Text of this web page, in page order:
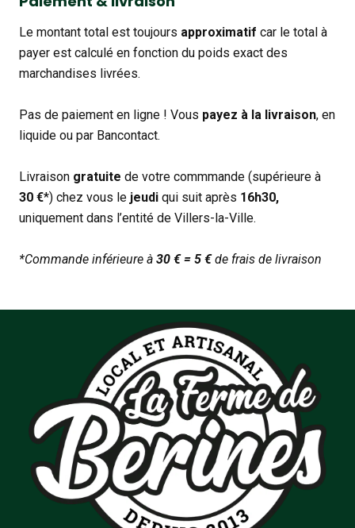
Le montant total est toujours approximatif car le total à
payer est calculé en fonction du poids exact des
marchandises livrées.
Pas de paiement en ligne ! Vous payez à la livraison, en
liquide ou par Bancontact.
Livraison gratuite de votre commmande (supérieure à
30 €*) chez vous le jeudi qui suit après 16h30,
uniquement dans l’entité de Villers-la-Ville.
*Commande inférieure à 30 € = 5 €de frais de livraison